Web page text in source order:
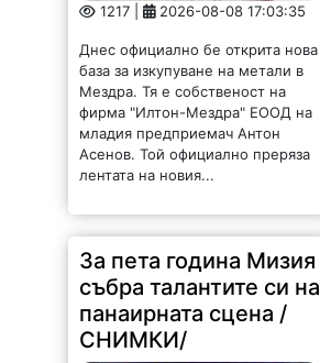
1217 | 2026-08-08 17:03:35
Днес официално бе открита нова
база за изкупуване на метали в
Мездра. Тя е собственост на
фирма "Илтон-Мездра" ЕООД на
младия предприемач Антон
Асенов. Той официално преряза
лентата на новия...
За пета година Мизия
събра талантите си на
панаирната сцена /
СНИМКИ/